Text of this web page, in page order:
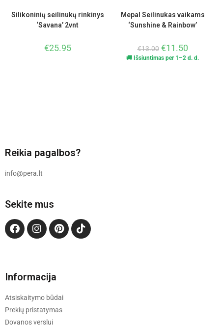
Silikoninių seilinukų rinkinys
‘Savana’ 2vnt
€25.95
Mepal Seilinukas vaikams
‘Sunshine & Rainbow’
€13.00 €11.50
🚚 Išsiuntimas per 1–2 d. d.
Reikia pagalbos?
info@pera.lt
Sekite mus
Informacija
Atsiskaitymo būdai
Prekių pristatymas
Dovanos verslui